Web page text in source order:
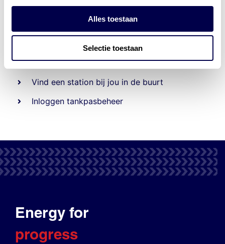
Alles toestaan
Selectie toestaan
tankstationsen duizenden
laadpassen
Den Hartog tank- en laadpas
Vind een station bij jou in de buurt
Inloggen tankpasbeheer
Energy for
progress